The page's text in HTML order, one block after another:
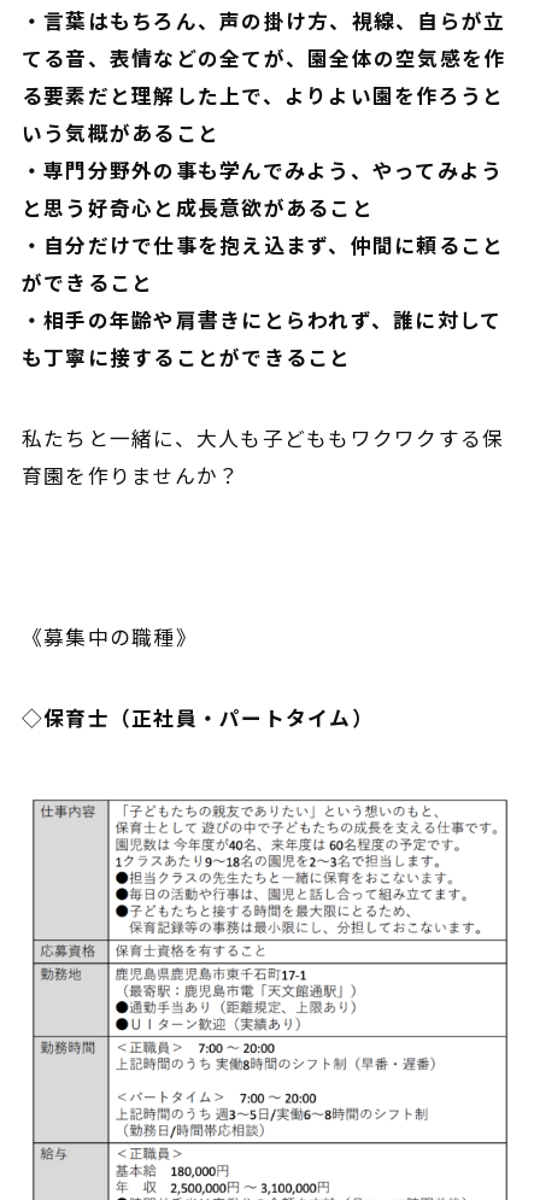
・言葉はもちろん、声の掛け方、視線、自らが立
てる音、表情などの全てが、園全体の空気感を作
る要素だと理解した上で、よりよい園を作ろうと
いう気概があること
・専門分野外の事も学んでみよう、やってみよう
と思う好奇心と成長意欲があること
・自分だけで仕事を抱え込まず、仲間に頼ること
ができること
・相手の年齢や肩書きにとらわれず、誰に対して
も丁寧に接することができること
私たちと一緒に、大人も子どももワクワクする保
育園を作りませんか？
《募集中の職種》
◇保育士（正社員・パートタイム）